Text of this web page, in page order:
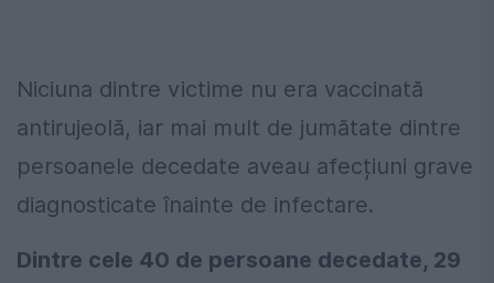
Niciuna dintre victime nu era vaccinată
antirujeolă, iar mai mult de jumătate dintre
persoanele decedate aveau afecțiuni grave
diagnosticate înainte de infectare.
Dintre cele 40 de persoane decedate, 29